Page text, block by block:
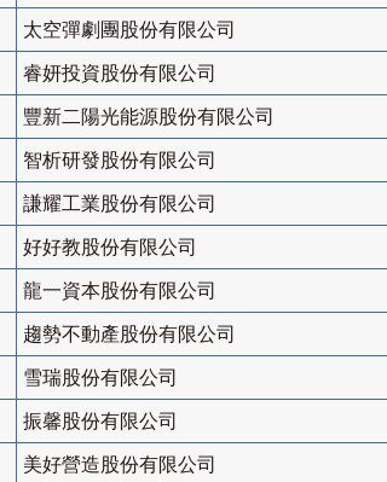
太空彈劇團股份有限公司
睿妍投資股份有限公司
豐新二陽光能源股份有限公司
智析研發股份有限公司
謙耀工業股份有限公司
好好教股份有限公司
龍一資本股份有限公司
趨勢不動產股份有限公司
雪瑞股份有限公司
振馨股份有限公司
美好營造股份有限公司